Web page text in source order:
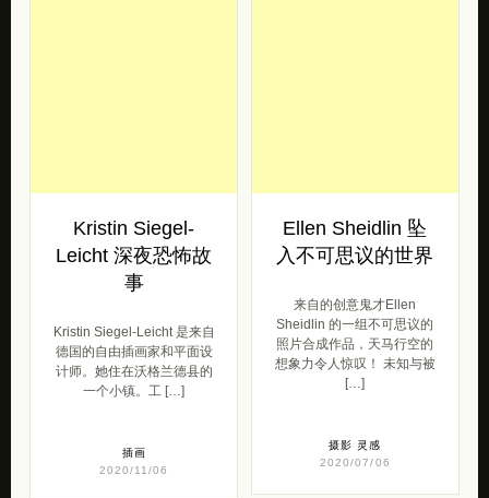
Kristin Siegel-
Leicht 深夜恐怖故
事
Kristin Siegel-Leicht 是来自
德国的自由插画家和平面设
计师。她住在沃格兰德县的
一个小镇。工 […]
插画
2020/11/06
Ellen Sheidlin 坠
入不可思议的世界
来自的创意鬼才Ellen
Sheidlin 的一组不可思议的
照片合成作品，天马行空的
想象力令人惊叹！ 未知与被
[…]
摄影 灵感
2020/07/06